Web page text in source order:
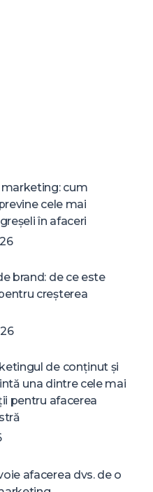
cum
cele mai
în afaceri
brand: de ce este
creșterea
de conținut și
una dintre cele mai
pentru afacerea
afacerea dvs. de o